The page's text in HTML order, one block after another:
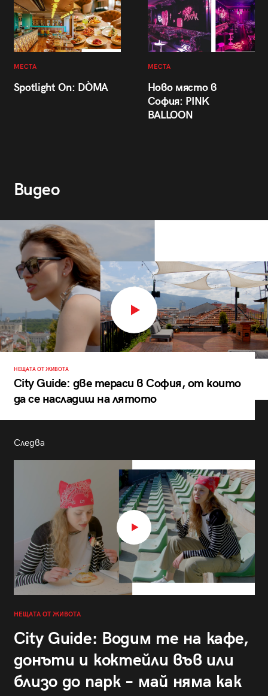
МЕСТА
Spotlight On: DÒMA
МЕСТА
Ново място в
София: PINK
BALLOON
Видео
НЕЩАТА ОТ ЖИВОТА
City Guide: две тераси в София, от които
да се насладиш на лятото
Следва
НЕЩАТА ОТ ЖИВОТА
City Guide: Водим те на кафе,
донъти и коктейли във или
близо до парк – май няма как